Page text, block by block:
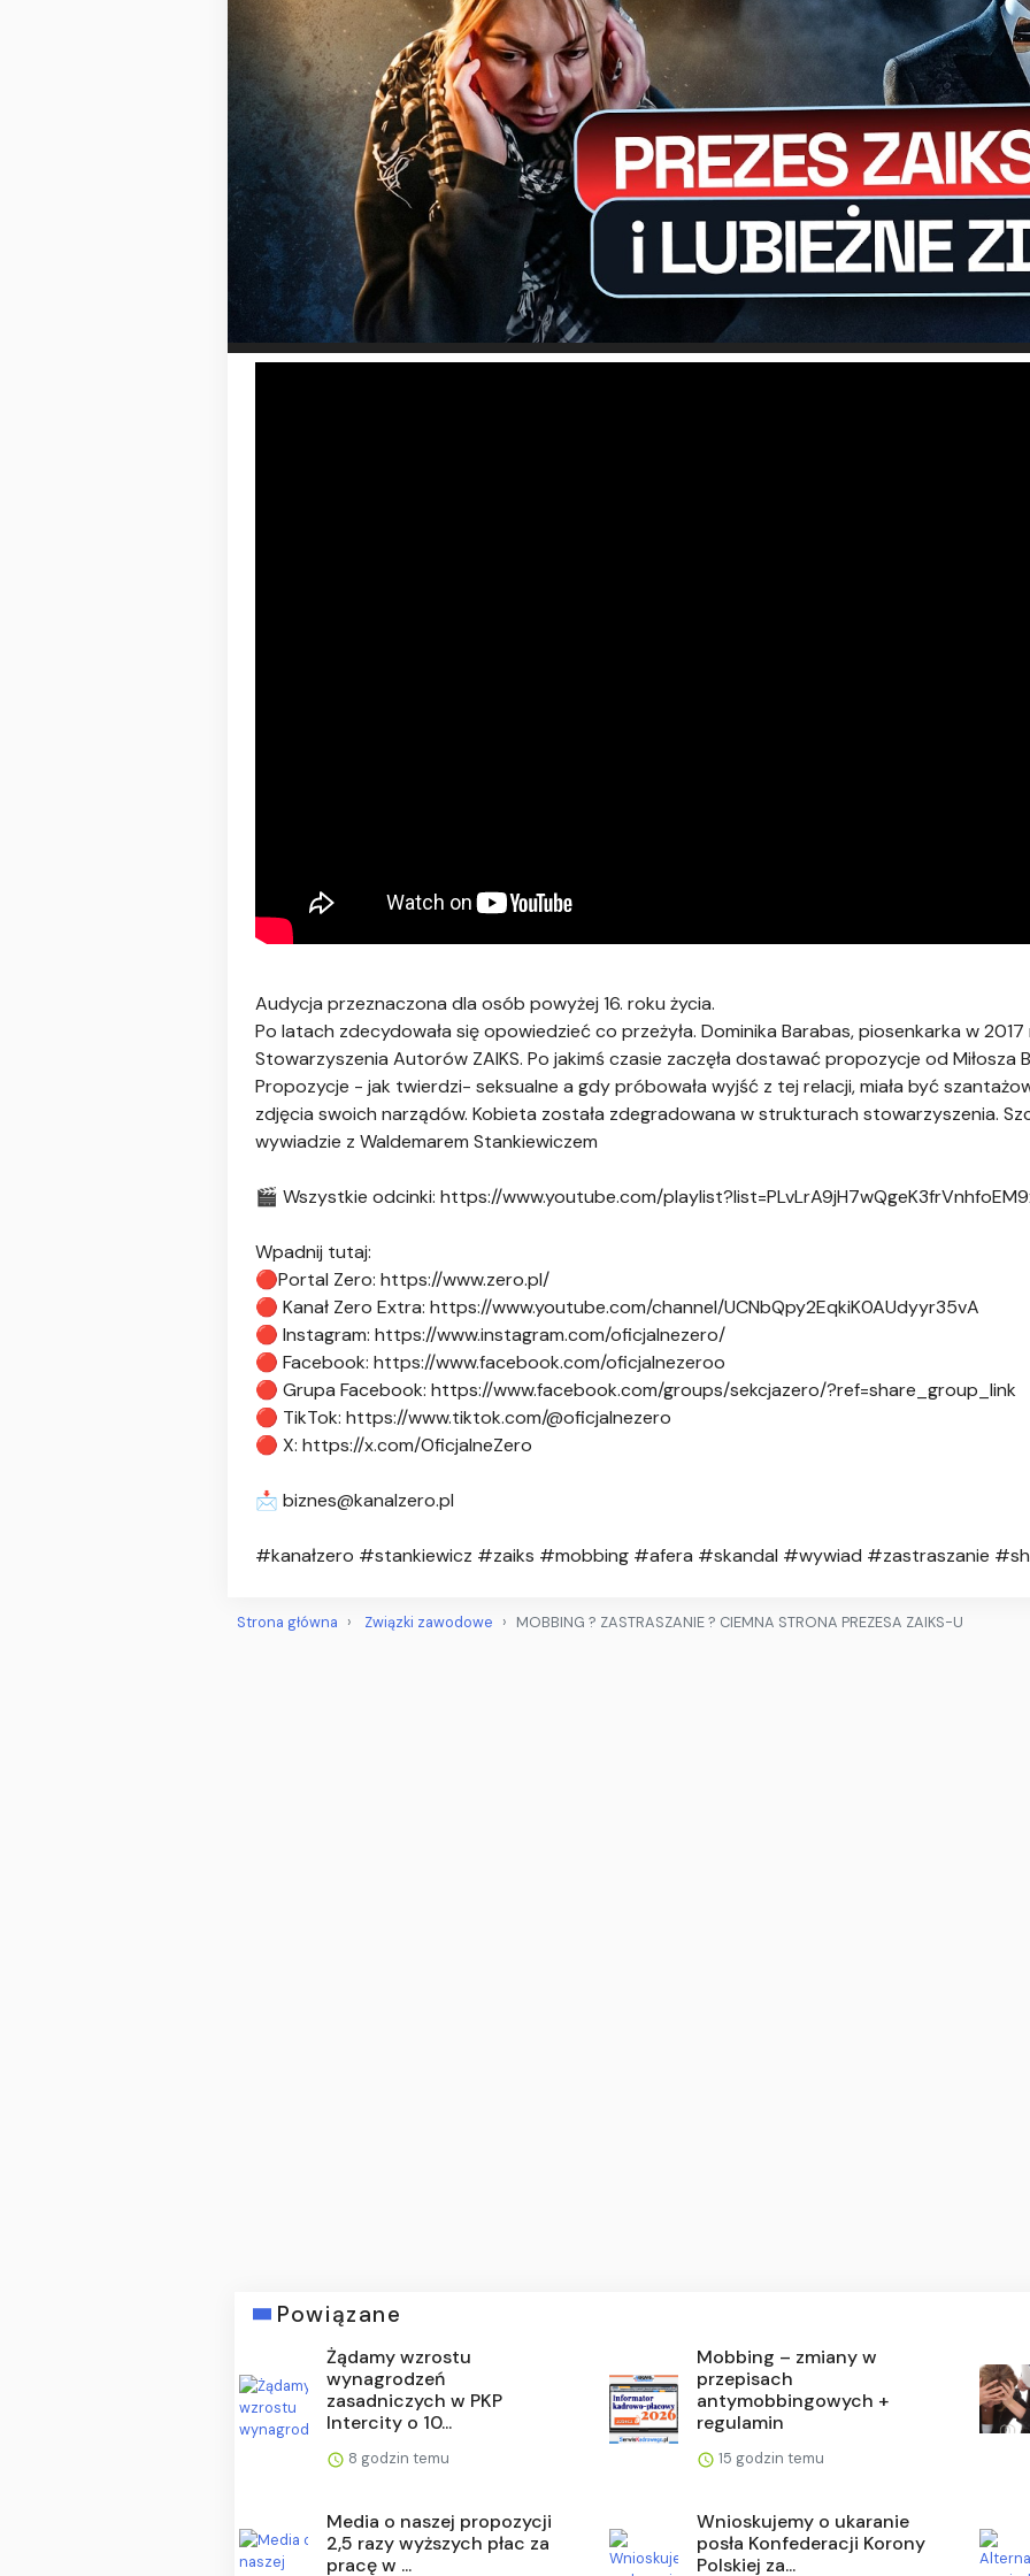
Audycja przeznaczona dla osób powyżej 16. roku życia.
Po latach zdecydowała się opowiedzieć co przeżyła. Dominika Barabas, piosenkarka w
Stowarzyszenia Autorów ZAIKS. Po jakimś czasie zaczęła dostawać propozycje od Miłosza
Propozycje - jak twierdzi- seksualne a gdy próbowała wyjść z tej relacji, miała być
zdjęcia swoich narządów. Kobieta została zdegradowana w strukturach stowarzyszenia.
wywiadzie z Waldemarem Stankiewiczem
🎬 Wszystkie odcinki: https://www.youtube.com/
Wpadnij tutaj:
🔴Portal Zero: https://www.zero.pl/
🔴 Kanał Zero Extra: https://www.youtube.com/channel/UCNbQpy2EqkiK0AUdyyr35vA
🔴 Instagram: https://www.instagram.com/oficjalnezero/
🔴 Facebook: https://www.facebook.com/oficjalnezeroo
🔴 Grupa Facebook: https://www.facebook.com/groups/sekcjazero/?ref=share_group_link
🔴 TikTok: https://www.tiktok.com/@oficjalnezero
🔴 X: https://x.com/OficjalneZero
📩 biznes@kanalzero.pl
#kanałzero #stankiewicz #zaiks #mobbing #afera #skandal #wywiad #zastraszanie
Strona główna Związki zawodowe MOBBING ? ZASTRASZANIE ? CIEMNA STRONA PREZESA ZAIKS-U
Powiązane
Żądamy wzrostu
wynagrodzeń
zasadniczych w PKP
Intercity o 10...
8 godzin temu
Mobbing – zmiany w
przepisach
antymobbingowych +
regulamin
15 godzin temu
Media o naszej propozycji
2,5 razy wyższych płac za
pracę w ...
Wnioskujemy o ukaranie
posła Konfederacji Korony
Polskiej za...